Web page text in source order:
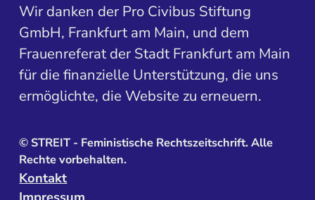
Wir danken der Pro Civibus Stiftung
GmbH, Frankfurt am Main, und dem
Frauenreferat der Stadt Frankfurt am Main
für die finanzielle Unterstützung, die uns
ermöglichte, die Website zu erneuern.
© STREIT - Feministische Rechtszeitschrift. Alle
Rechte vorbehalten.
Kontakt